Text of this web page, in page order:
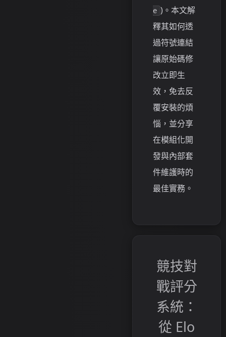
e )。本文解
釋其如何透
過符號連結
讓原始碼修
改立即生
效，免去反
覆安裝的煩
惱，並分享
在模組化開
發與內部套
件維護時的
最佳實務。
競技對
戰評分
系統：
從 Elo